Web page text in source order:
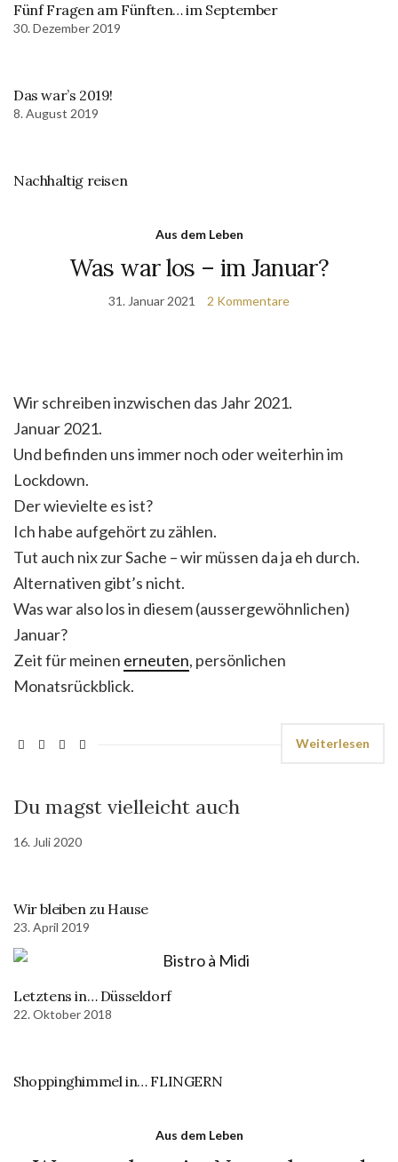
Fünf Fragen am Fünften… im September
30. Dezember 2019
Das war’s 2019!
8. August 2019
Nachhaltig reisen
Aus dem Leben
Was war los – im Januar?
31. Januar 2021 2 Kommentare
Wir schreiben inzwischen das Jahr 2021.
Januar 2021.
Und befinden uns immer noch oder weiterhin im
Lockdown.
Der wievielte es ist?
Ich habe aufgehört zu zählen.
Tut auch nix zur Sache – wir müssen da ja eh durch.
Alternativen gibt’s nicht.
Was war also los in diesem (aussergewöhnlichen)
Januar?
Zeit für meinen erneuten, persönlichen
Monatsrückblick.
Weiterlesen
Du magst vielleicht auch
16. Juli 2020
Wir bleiben zu Hause
23. April 2019
Letztens in… Düsseldorf
22. Oktober 2018
Shoppinghimmel in… FLINGERN
Aus dem Leben